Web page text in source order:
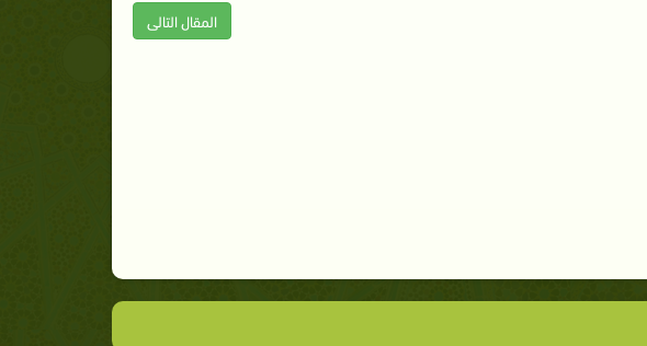
المقال التالى